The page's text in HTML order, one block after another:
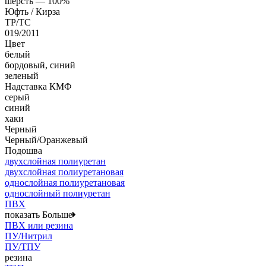
Юфть / Кирза
ТР/ТС
019/2011
Цвет
белый
бордовый, синий
зеленый
Надставка КМФ
серый
синий
хаки
Черный
Черный/Оранжевый
Подошва
двухслойная полиуретан
двухслойная полиуретановая
однослойная полиуретановая
однослойный полиуретан
ПВХ
показать Больше
ПВХ или резина
ПУ/Нитрил
ПУ/ТПУ
резина